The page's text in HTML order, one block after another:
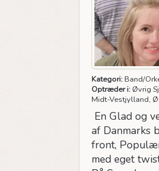
Kategori: Band/
Optræder i: Øvrig
Midt-Vestjylland,
En Glad og
af Danmarks
front,
med eget